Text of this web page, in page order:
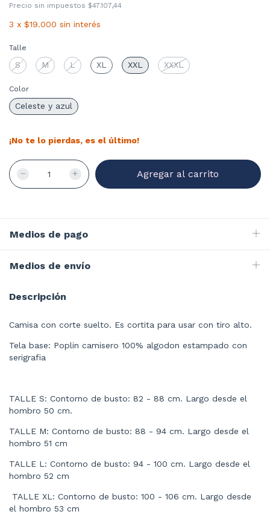
Precio sin impuestos $47.107,44
3 x $19.000 sin interés
Talle
S M L XL XXL XXXL
Color
Celeste y azul
¡No te lo pierdas, es el último!
Medios de pago
Medios de envío
Descripción
Camisa con corte suelto. Es cortita para usar con tiro alto.
Tela base: Poplin camisero 100% algodon estampado con
serigrafia
TALLE S: Contorno de busto: 82 - 88 cm. Largo desde el
hombro 50 cm.
TALLE M: Contorno de busto: 88 - 94 cm. Largo desde el
hombro 51 cm
TALLE L: Contorno de busto: 94 - 100 cm. Largo desde el
hombro 52 cm
TALLE XL: Contorno de busto: 100 - 106 cm. Largo desde
el hombro 53 cm